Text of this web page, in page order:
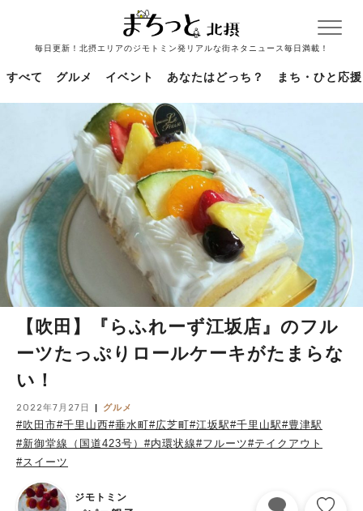
毎日更新！北摂エリアのジモトミン発リアルな街ネタニュース毎日満載！
すべて グルメ イベント あなたはどっち？ まち・ひと応援
【吹田】『らふれーず江坂店』のフル
ーツたっぷりロールケーキがたまらな
い！
2022年7月27日 グルメ
#吹田市#千里山西#垂水町#広芝町#江坂駅#千里山駅#豊津駅
#新御堂線（国道423号） #内環状線#フルーツ#テイクアウト
#スイーツ
ジモトミン